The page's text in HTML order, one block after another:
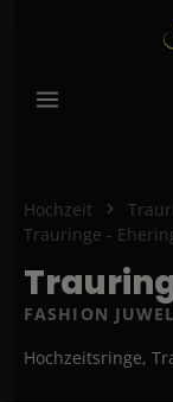
Hochzeit
Trauringe -
FASHION
Hochzeitsringe,